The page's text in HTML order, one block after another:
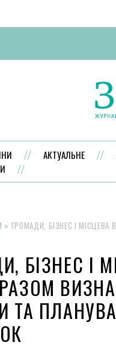
АКТУАЛЬНЕ
» ГРОМАДИ, БІЗНЕС І
БІЗНЕС І
ТА